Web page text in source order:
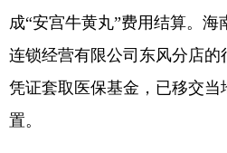
成“安宫牛黄丸”费用结算。
连锁经营有限公司东风分店的
凭证套取医保基金，已移交当
置。